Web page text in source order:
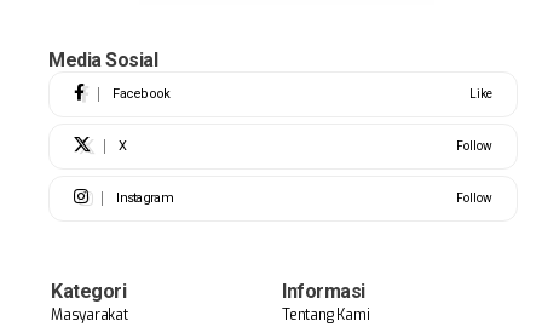
Media Sosial
Facebook Like
X Follow
Instagram Follow
Kategori
Masyarakat
Informasi
Tentang Kami